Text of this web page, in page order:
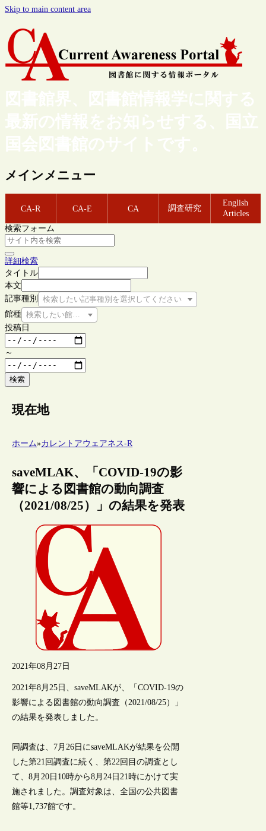
Skip to main content area
図書館界、図書館情報学に関する
最新の情報をお知らせする、国立
国会図書館のサイトです。
メインメニュー
CA-R CA-E CA 調査研究
English
Articles
検索フォーム
詳細検索
タイトル
本文
記事種別
検索したい記事種別を選択してください
館種 検索したい館種を選択してください
投稿日
～
検索
現在地
ホーム»カレントアウェアネス-R
saveMLAK、「COVID-19の影
響による図書館の動向調査
（2021/08/25）」の結果を発表
2021年08月27日
2021年8月25日、saveMLAKが、「COVID-19の
影響による図書館の動向調査（2021/08/25）」
の結果を発表しました。
同調査は、7月26日にsaveMLAKが結果を公開
した第21回調査に続く、第22回目の調査とし
て、8月20日10時から8月24日21時にかけて実
施されました。調査対象は、全国の公共図書
館等1,737館です。